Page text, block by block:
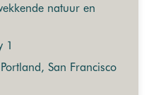
natuur en
1
San Francisco